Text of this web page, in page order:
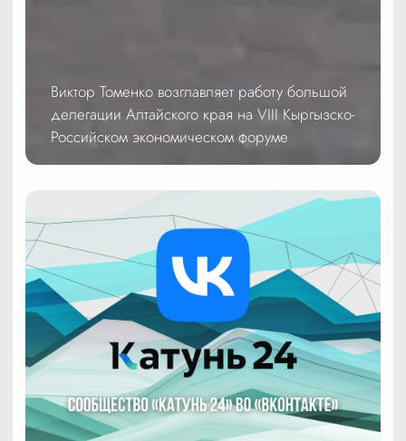
Виктор Томенко возглавляет работу большой
делегации Алтайского края на VIII Кыргызско-
Российском экономическом форуме